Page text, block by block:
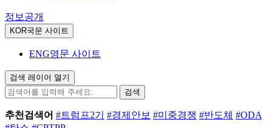
정보공개
KOR국문 사이트
ENG영문 사이트
검색 레이어 열기
검색
추천검색어 #트럼프2기 #경제안보 #미중경쟁 #반도체 #ODA